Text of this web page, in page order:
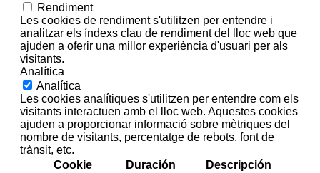
Rendiment
Les cookies de rendiment s'utilitzen per entendre i
analitzar els índexs clau de rendiment del lloc web que
ajuden a oferir una millor experiència d'usuari per als
visitants.
Analítica
Analítica
Les cookies analítiques s'utilitzen per entendre com els
visitants interactuen amb el lloc web. Aquestes cookies
ajuden a proporcionar informació sobre mètriques del
nombre de visitants, percentatge de rebots, font de
trànsit, etc.
Cookie
Duración Descripción